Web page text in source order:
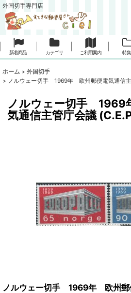
外国切手専門店
新着商品 カテゴリ ご利用案内 特集
ホーム > 外国切手
> ノルウェー切手 1969年 欧州郵便電気通信
ノルウェー切手 1969
気通信主管庁会議
ノルウェー切手 1969年 欧州郵